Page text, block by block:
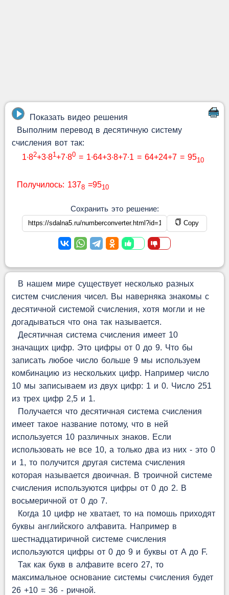
Показать видео решения
Выполним перевод в десятичную систему
счисления вот так:
1∙82+3∙81+7∙80= 1∙64+3∙8+7∙1 = 64+24+7 = 9510
Получилось: 1378=9510
Сохранить это решение:
Copy
В нашем мире существует несколько разных
систем счисления чисел. Вы наверняка знакомы с
десятичной системой счисления, хотя могли и не
догадываться что она так называется.
Десятичная система счисления имеет 10
значащих цифр. Это цифры от 0 до 9. Что бы
записать любое число больше 9 мы используем
комбинацию из нескольких цифр. Например число
10 мы записываем из двух цифр: 1 и 0. Число 251
из трех цифр 2,5 и 1.
Получается что десятичная система счисления
имеет такое название потому, что в ней
используется 10 различных знаков. Если
использовать не все 10, а только два из них - это 0
и 1, то получится другая система счисления
которая называется двоичная. В троичной системе
счисления используются цифры от 0 до 2. В
восьмеричной от 0 до 7.
Когда 10 цифр не хватает, то на помошь приходят
буквы английского алфавита. Например в
шестнадцатиричной системе счисления
используются цифры от 0 до 9 и буквы от A до F.
Так как букв в алфавите всего 27, то
максимальное основание системы счисления будет
26 +10 = 36 - ричной.